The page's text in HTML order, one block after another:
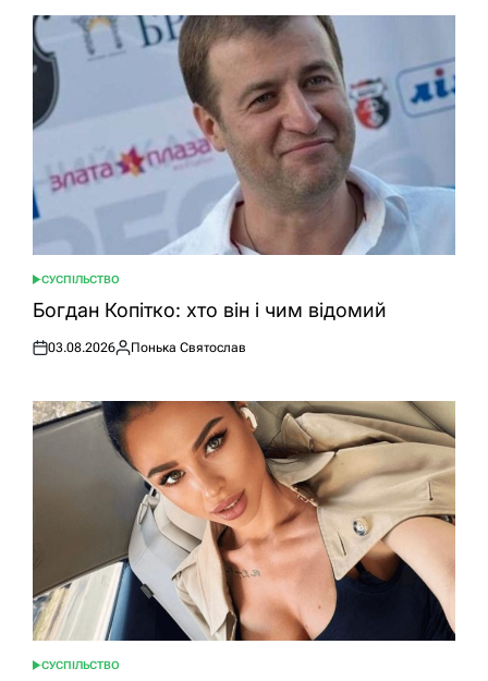
ОПУБЛІКУВАТИ
У
СУСПІЛЬСТВО
Богдан Копітко: хто він і чим відомий
Оприлюднено
03.08.2026
Опубліковано
Понька Святослав
ОПУБЛІКУВАТИ
СУСПІЛЬСТВО